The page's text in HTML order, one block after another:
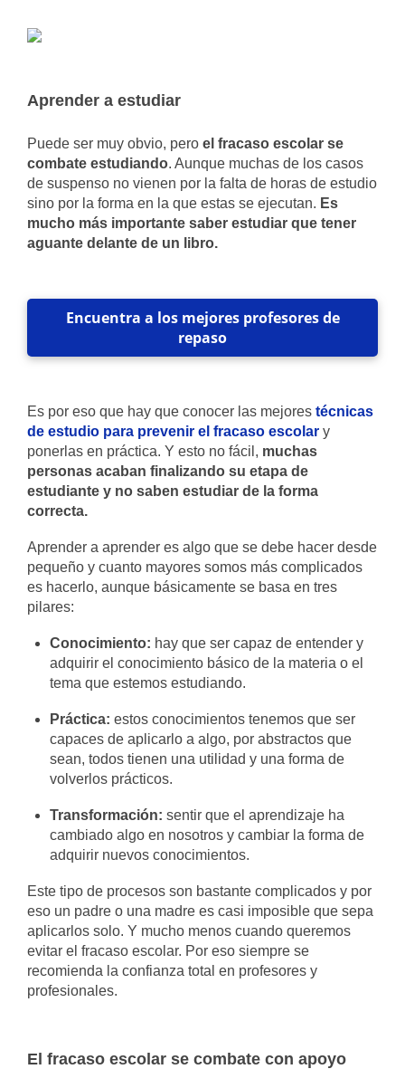
Aprender a estudiar
Puede ser muy obvio, pero el fracaso escolar se
combate estudiando. Aunque muchas de los casos
de suspenso no vienen por la falta de horas de estudio
sino por la forma en la que estas se ejecutan. Es
mucho más importante saber estudiar que tener
aguante delante de un libro.
Encuentra a los mejores profesores de
repaso
Es por eso que hay que conocer las mejores técnicas
de estudio para prevenir el fracaso escolar y
ponerlas en práctica. Y esto no fácil, muchas
personas acaban finalizando su etapa de
estudiante y no saben estudiar de la forma
correcta.
Aprender a aprender es algo que se debe hacer desde
pequeño y cuanto mayores somos más complicados
es hacerlo, aunque básicamente se basa en tres
pilares:
Conocimiento: hay que ser capaz de entender y
adquirir el conocimiento básico de la materia o el
tema que estemos estudiando.
Práctica: estos conocimientos tenemos que ser
capaces de aplicarlo a algo, por abstractos que
sean, todos tienen una utilidad y una forma de
volverlos prácticos.
Transformación: sentir que el aprendizaje ha
cambiado algo en nosotros y cambiar la forma de
adquirir nuevos conocimientos.
Este tipo de procesos son bastante complicados y por
eso un padre o una madre es casi imposible que sepa
aplicarlos solo. Y mucho menos cuando queremos
evitar el fracaso escolar. Por eso siempre se
recomienda la confianza total en profesores y
profesionales.
El fracaso escolar se combate con apoyo